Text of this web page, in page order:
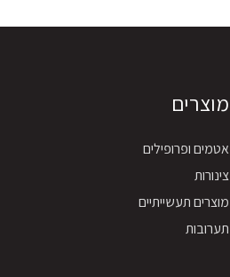
מוצרים
אטמים ופרופילים
צינורות
מוצרים תעשייתיים
תערובות